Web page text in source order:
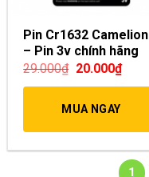
Pin Cr1632 Camelion
– Pin 3v chính hãng
29.000₫ 20.000₫
MUA NGAY
1